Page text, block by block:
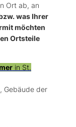
Ort ab, an
was Ihrer
möchten
Ortsteile
in St.
Gebäude der